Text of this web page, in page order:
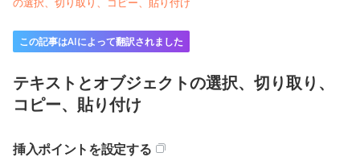
この記事はAIによって翻訳されました
テキストとオブジェクトの選択、切り取り、
コピー、貼り付け
挿入ポイントを設定する